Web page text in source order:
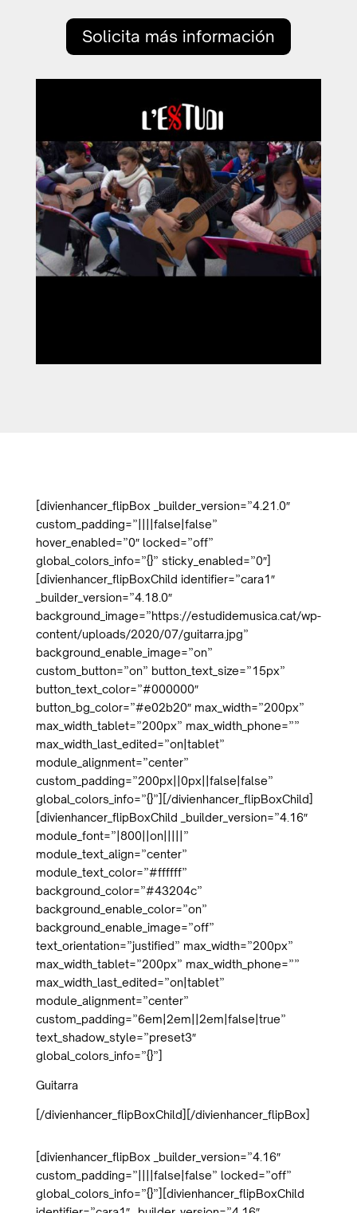
Solicita más información
[divienhancer_flipBox _builder_version=”4.21.0″
custom_padding=”||||false|false”
hover_enabled=”0″ locked=”off”
global_colors_info=”{}” sticky_enabled=”0″]
[divienhancer_flipBoxChild identifier=”cara1″
_builder_version=”4.18.0″
background_image=”https://estudidemusica.cat/wp-
content/uploads/2020/07/guitarra.jpg”
background_enable_image=”on”
custom_button=”on” button_text_size=”15px”
button_text_color=”#000000″
button_bg_color=”#e02b20″ max_width=”200px”
max_width_tablet=”200px” max_width_phone=””
max_width_last_edited=”on|tablet”
module_alignment=”center”
custom_padding=”200px||0px||false|false”
global_colors_info=”{}”][/divienhancer_flipBoxChild]
[divienhancer_flipBoxChild _builder_version=”4.16″
module_font=”|800||on|||||”
module_text_align=”center”
module_text_color=”#ffffff”
background_color=”#43204c”
background_enable_color=”on”
background_enable_image=”off”
text_orientation=”justified” max_width=”200px”
max_width_tablet=”200px” max_width_phone=””
max_width_last_edited=”on|tablet”
module_alignment=”center”
custom_padding=”6em|2em||2em|false|true”
text_shadow_style=”preset3″
global_colors_info=”{}”]
Guitarra
[/divienhancer_flipBoxChild][/divienhancer_flipBox]
[divienhancer_flipBox _builder_version=”4.16″
custom_padding=”||||false|false” locked=”off”
global_colors_info=”{}”][divienhancer_flipBoxChild